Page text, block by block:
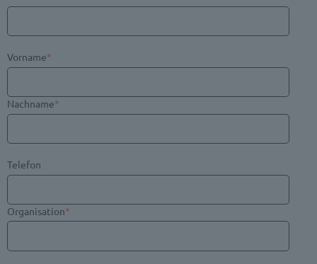
Vorname*
Nachname*
Telefon
Organisation*